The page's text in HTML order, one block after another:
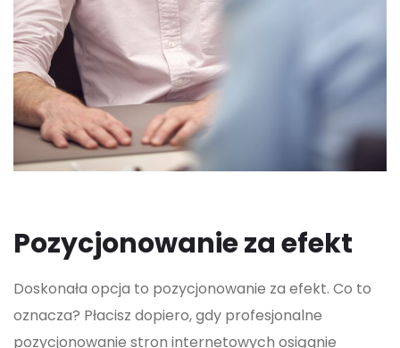
Pozycjonowanie za efekt
Doskonała opcja to pozycjonowanie za efekt. Co to
oznacza? Płacisz dopiero, gdy profesjonalne
pozycjonowanie stron internetowych osiągnie